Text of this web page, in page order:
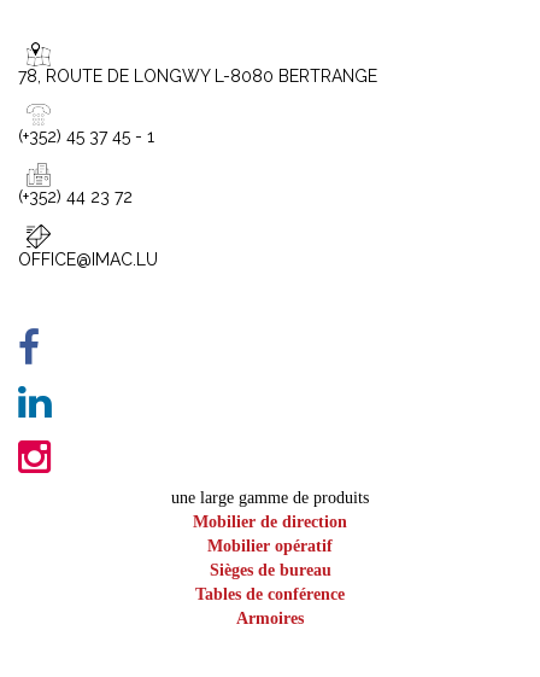
78, ROUTE DE LONGWY L-8080 BERTRANGE
(+352) 45 37 45 - 1
(+352) 44 23 72
OFFICE@IMAC.LU
une large gamme de produits
Mobilier de direction
Mobilier opératif
Sièges de bureau
Tables de conférence
Armoires